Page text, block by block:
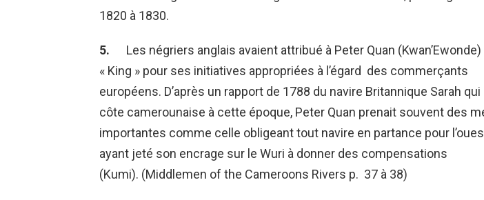
1820 à 1830.
5. Les négriers anglais avaient attribué à Peter Quan
« King » pour ses initiatives appropriées à l’égard des commerçants
européens. D’après un rapport de 1788 du navire Britannique Sarah
côte camerounaise à cette époque, Peter Quan prenait souvent des
importantes comme celle obligeant tout navire en partance pour
ayant jeté son encrage sur le Wuri à donner des compensations
(Kumi). (Middlemen of the Cameroons Rivers p. 37 à 38)